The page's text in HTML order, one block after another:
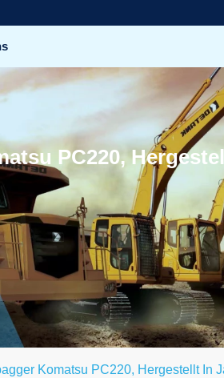
PC220,
Komatsu PC220, Hergestellt In